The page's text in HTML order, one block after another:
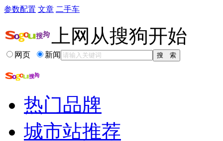
参数配置 文章 二手车
上网从搜狗开始
网页 新闻
热门品牌
城市站推荐